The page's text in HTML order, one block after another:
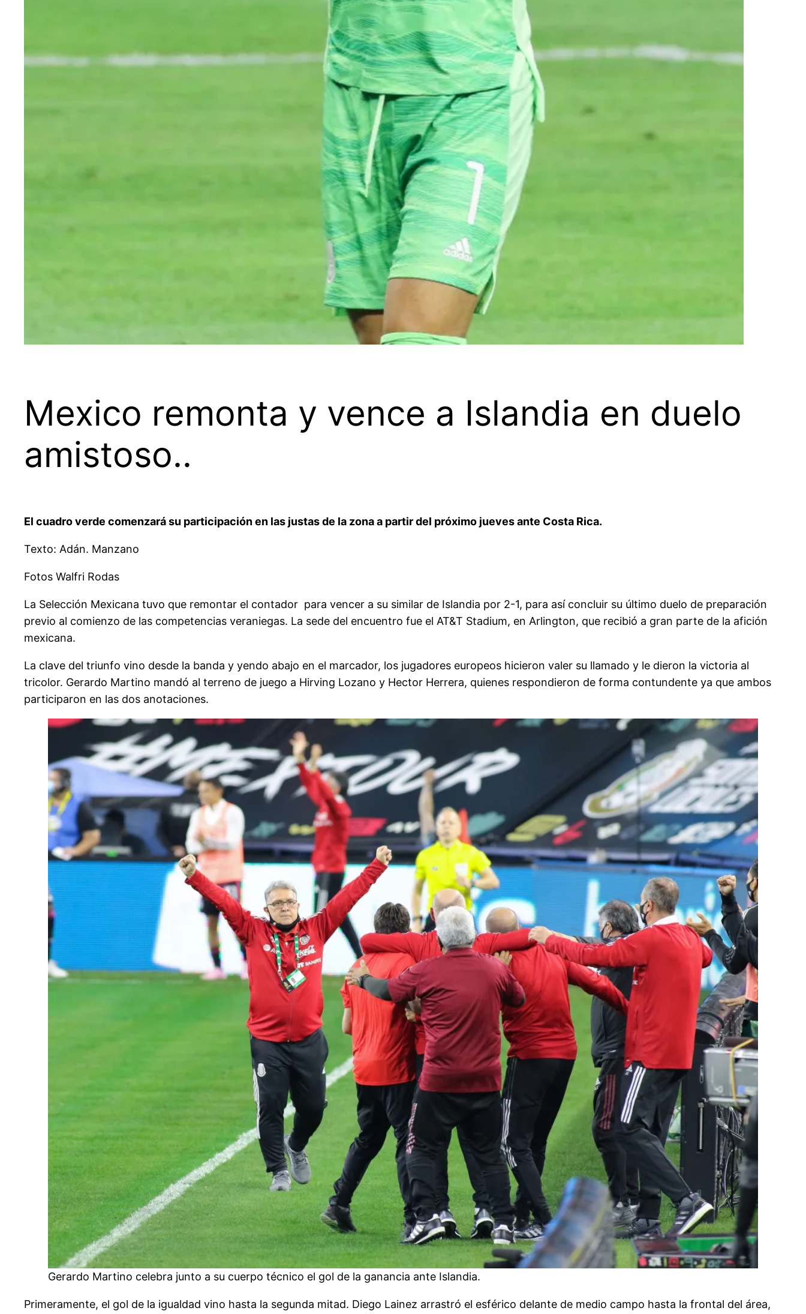
Mexico remonta y vence a Islandia en duelo
amistoso..
El cuadro verde comenzará su participación en las justas de la zona a partir del próximo jueves ante Costa Rica.
Texto: Adán. Manzano
Fotos Walfri Rodas
La Selección Mexicana tuvo que remontar el contador para vencer a su similar de Islandia por 2-1, para así concluir su último duelo de preparación
previo al comienzo de las competencias veraniegas. La sede del encuentro fue el AT&T Stadium, en Arlington, que recibió a gran parte de la afición
mexicana.
La clave del triunfo vino desde la banda y yendo abajo en el marcador, los jugadores europeos hicieron valer su llamado y le dieron la victoria al
tricolor. Gerardo Martino mandó al terreno de juego a Hirving Lozano y Hector Herrera, quienes respondieron de forma contundente ya que ambos
participaron en las dos anotaciones.
Gerardo Martino celebra junto a su cuerpo técnico el gol de la ganancia ante Islandia.
Primeramente, el gol de la igualdad vino hasta la segunda mitad. Diego Lainez arrastró el esférico delante de medio campo hasta la frontal del área,